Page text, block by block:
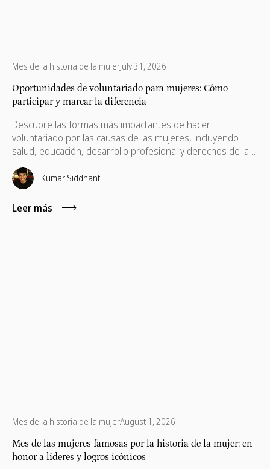
Mes de la historia de la mujerJuly 31, 2026
Oportunidades de voluntariado para mujeres: Cómo
participar y marcar la diferencia
Descubre las formas más impactantes de hacer
voluntariado por las causas de las mujeres, incluyendo
salud, educación, desarrollo profesional y derechos de las
mujeres. Encuentra oportunidades que generen un
cambio duradero para mujeres y niñas en todo el mundo
Kumar Siddhant
Leer más
Mes de la historia de la mujerAugust 1, 2026
Mes de las mujeres famosas por la historia de la mujer: en
honor a líderes y logros icónicos